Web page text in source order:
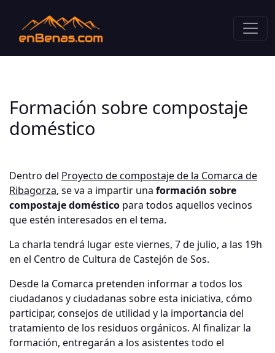
Formación sobre compostaje
doméstico
Dentro del Proyecto de compostaje de la Comarca de
Ribagorza, se va a impartir una formación sobre
compostaje doméstico para todos aquellos vecinos
que estén interesados en el tema.
La charla tendrá lugar este viernes, 7 de julio, a las 19h
en el Centro de Cultura de Castejón de Sos.
Desde la Comarca pretenden informar a todos los
ciudadanos y ciudadanas sobre esta iniciativa, cómo
participar, consejos de utilidad y la importancia del
tratamiento de los residuos orgánicos. Al finalizar la
formación, entregarán a los asistentes todo el